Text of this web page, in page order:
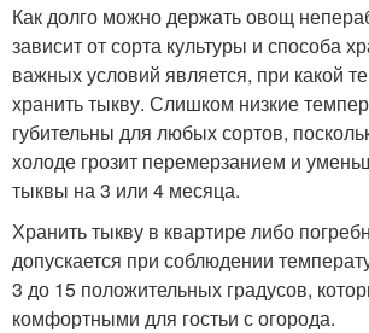
Как долго можно держать овощ
зависит от сорта культуры и способа
важных условий является, при какой
хранить тыкву. Слишком низкие
губительны для любых сортов,
холоде грозит перемерзанием и
тыквы на 3 или 4 месяца.
Хранить тыкву в квартире либо
допускается при соблюдении
3 до 15 положительных градусов,
комфортными для гостьи с огорода.